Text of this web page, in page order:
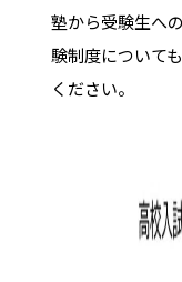
塾から受験生へ
験制度について
ください。